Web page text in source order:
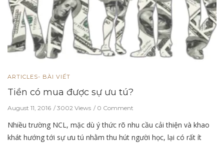
ARTICLES- BÀI VIẾT
Tiền có mua được sự ưu tú?
August 11, 2016 3002 Views 0 Comment
Nhiều trường NCL, mặc dù ý thức rõ nhu cầu cải thiện và khao
khát hướng tới sự ưu tú nhằm thu hút người học, lại có rất ít